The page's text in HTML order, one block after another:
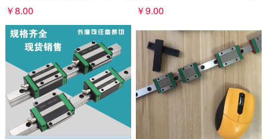
￥8.00 ￥9.00